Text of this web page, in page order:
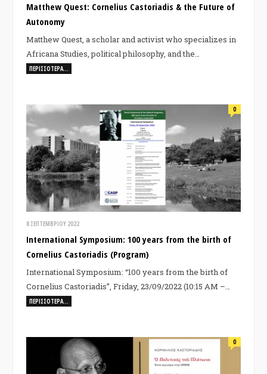
Matthew Quest: Cornelius Castoriadis & the Future of
Autonomy
Matthew Quest, a scholar and activist who specializes in
Africana Studies, political philosophy, and the…
ΠΕΡΙΣΣΌΤΕΡΑ…
8 ΣΕΠΤΕΜΒΡΊΟΥ 2022
0
International Symposium: 100 years from the birth of
Cornelius Castoriadis (Program)
International Symposium: “100 years from the birth of
Cornelius Castoriadis”, Friday, 23/09/2022 (10:15 AM –…
ΠΕΡΙΣΣΌΤΕΡΑ…
0